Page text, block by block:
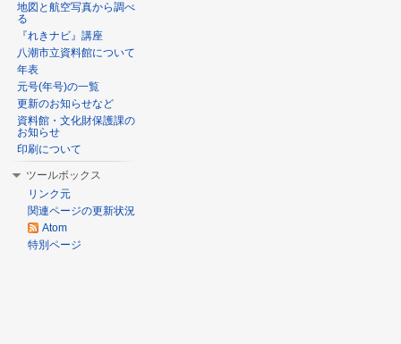
地図と航空写真から調べ
る
『れきナビ』講座
八潮市立資料館について
年表
元号(年号)の一覧
更新のお知らせなど
資料館・文化財保護課の
お知らせ
印刷について
ツールボックス
リンク元
関連ページの更新状況
Atom
特別ページ